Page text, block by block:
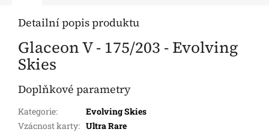
Detailní popis produktu
Glaceon V - 175/203 - Evolving
Skies
Doplňkové parametry
Kategorie:
Evolving Skies
Vzácnost karty: Ultra Rare